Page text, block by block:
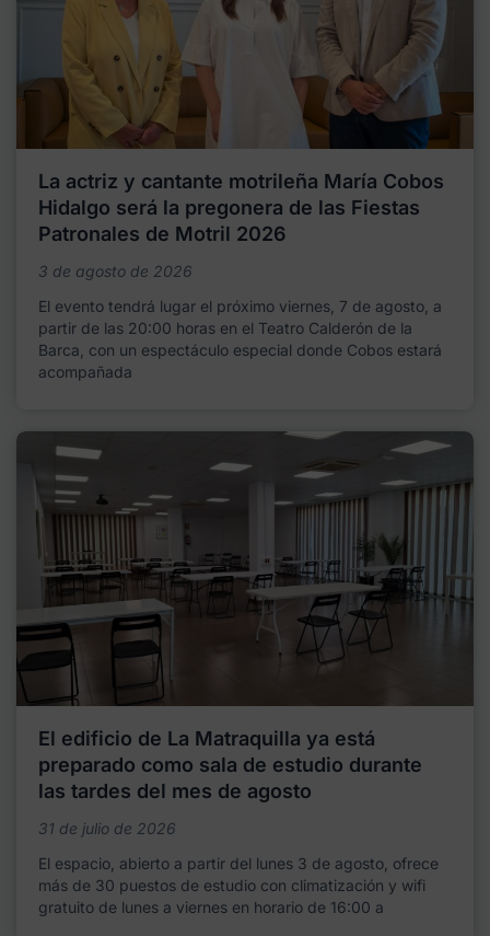
La actriz y cantante motrileña María Cobos
Hidalgo será la pregonera de las Fiestas
Patronales de Motril 2026
3 de agosto de 2026
El evento tendrá lugar el próximo viernes, 7 de agosto, a
partir de las 20:00 horas en el Teatro Calderón de la
Barca, con un espectáculo especial donde Cobos estará
acompañada
El edificio de La Matraquilla ya está
preparado como sala de estudio durante
las tardes del mes de agosto
31 de julio de 2026
El espacio, abierto a partir del lunes 3 de agosto, ofrece
más de 30 puestos de estudio con climatización y wifi
gratuito de lunes a viernes en horario de 16:00 a